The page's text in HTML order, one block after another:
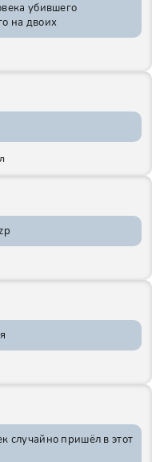
убившего
на двоих
случайно пришёл в этот